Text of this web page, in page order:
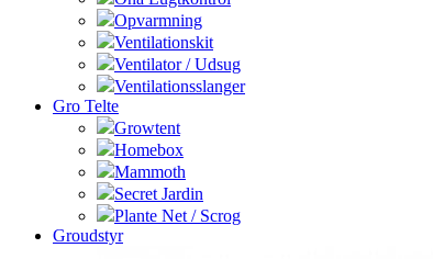
Opvarmning
Ventilationskit
Ventilator / Udsug
Ventilationsslanger
Gro Telte
Growtent
Homebox
Mammoth
Secret Jardin
Plante Net / Scrog
Groudstyr